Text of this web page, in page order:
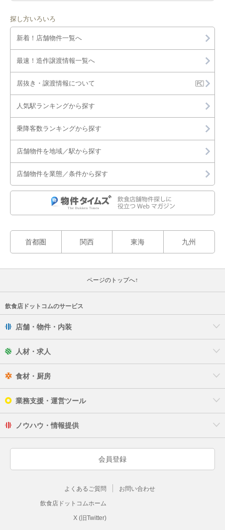
探し方いろいろ
新着！店舗物件一覧へ
最速！造作譲渡情報一覧へ
居抜き・譲渡情報について
人気駅ランキングから探す
乗降客数ランキングから探す
店舗物件を地域／駅から探す
店舗物件を業態／条件から探す
首都圏 関西 東海 九州
ページのトップへ↑
飲食店ドットコムのサービス
店舗・物件・内装
人材・求人
食材・厨房
業務支援・運営ツール
ノウハウ・情報提供
会員登録
よくあるご質問 お問い合わせ
飲食店ドットコムホーム
X (旧Twitter)